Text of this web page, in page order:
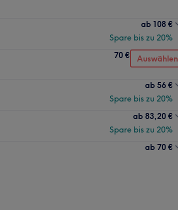
ab 108 €
Spare bis zu 20%
70 € Auswählen
ab 56 €
Spare bis zu 20%
ab 83,20 €
Spare bis zu 20%
ab 70 €